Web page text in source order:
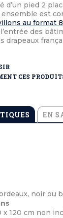
d’un pied 2
est
au format
des
drapeaux
CES
EN
noir ou
120 cm non